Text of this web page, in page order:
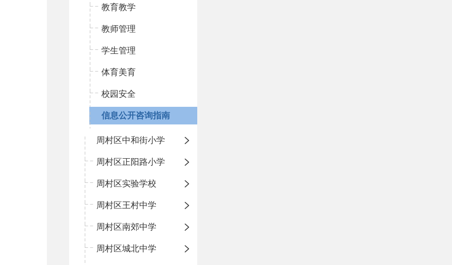
教育教学
教师管理
学生管理
体育美育
校园安全
信息公开咨询指南
周村区中和街小学
周村区正阳路小学
周村区实验学校
周村区王村中学
周村区南郊中学
周村区城北中学